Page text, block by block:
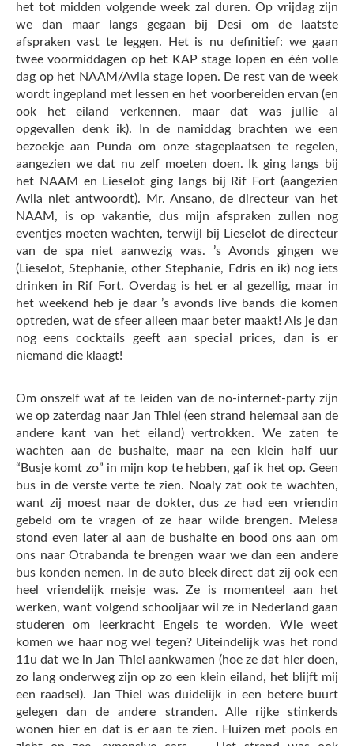
het tot midden volgende week zal duren. Op vrijdag zijn
we dan maar langs gegaan bij Desi om de laatste
afspraken vast te leggen. Het is nu definitief: we gaan
twee voormiddagen op het KAP stage lopen en één volle
dag op het NAAM/Avila stage lopen. De rest van de week
wordt ingepland met lessen en het voorbereiden ervan (en
ook het eiland verkennen, maar dat was jullie al
opgevallen denk ik). In de namiddag brachten we een
bezoekje aan Punda om onze stageplaatsen te regelen,
aangezien we dat nu zelf moeten doen. Ik ging langs bij
het NAAM en Lieselot ging langs bij Rif Fort (aangezien
Avila niet antwoordt). Mr. Ansano, de directeur van het
NAAM, is op vakantie, dus mijn afspraken zullen nog
eventjes moeten wachten, terwijl bij Lieselot de directeur
van de spa niet aanwezig was. ’s Avonds gingen we
(Lieselot, Stephanie, other Stephanie, Edris en ik) nog iets
drinken in Rif Fort. Overdag is het er al gezellig, maar in
het weekend heb je daar ’s avonds live bands die komen
optreden, wat de sfeer alleen maar beter maakt! Als je dan
nog eens cocktails geeft aan special prices, dan is er
niemand die klaagt!
Om onszelf wat af te leiden van de no-internet-party zijn
we op zaterdag naar Jan Thiel (een strand helemaal aan de
andere kant van het eiland) vertrokken. We zaten te
wachten aan de bushalte, maar na een klein half uur
“Busje komt zo” in mijn kop te hebben, gaf ik het op. Geen
bus in de verste verte te zien. Noaly zat ook te wachten,
want zij moest naar de dokter, dus ze had een vriendin
gebeld om te vragen of ze haar wilde brengen. Melesa
stond even later al aan de bushalte en bood ons aan om
ons naar Otrabanda te brengen waar we dan een andere
bus konden nemen. In de auto bleek direct dat zij ook een
heel vriendelijk meisje was. Ze is momenteel aan het
werken, want volgend schooljaar wil ze in Nederland gaan
studeren om leerkracht Engels te worden. Wie weet
komen we haar nog wel tegen? Uiteindelijk was het rond
11u dat we in Jan Thiel aankwamen (hoe ze dat hier doen,
zo lang onderweg zijn op zo een klein eiland, het blijft mij
een raadsel). Jan Thiel was duidelijk in een betere buurt
gelegen dan de andere stranden. Alle rijke stinkerds
wonen hier en dat is er aan te zien. Huizen met pools en